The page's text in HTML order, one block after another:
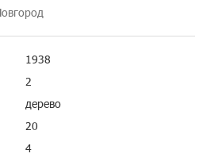
1938
2
дерево
20
4